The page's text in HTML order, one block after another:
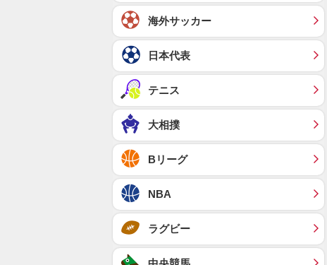
海外サッカー
日本代表
テニス
大相撲
Bリーグ
NBA
ラグビー